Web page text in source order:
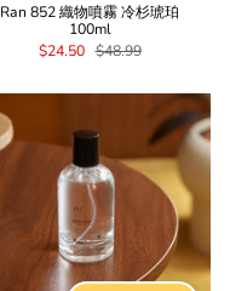
Ran 852 織物噴霧 冷杉琥珀
100ml
$24.50 $48.99